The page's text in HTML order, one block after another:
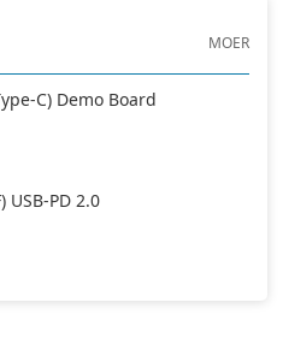
MOER
C) Demo Board
USB-PD 2.0